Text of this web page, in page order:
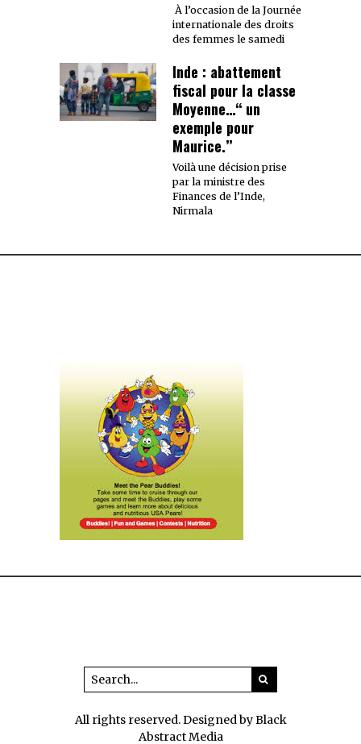
À l’occasion de la Journée
internationale des droits
des femmes le samedi
Inde : abattement
fiscal pour la classe
Moyenne…‘‘ un
exemple pour
Maurice.’’
Voilà une décision prise
par la ministre des
Finances de l’Inde,
Nirmala
All rights reserved. Designed by Black
Abstract Media